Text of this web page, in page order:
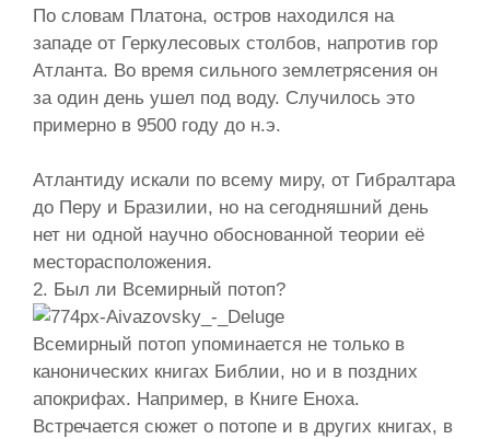
По словам Платона, остров находился на
западе от Геркулесовых столбов, напротив гор
Атланта. Во время сильного землетрясения он
за один день ушел под воду. Случилось это
примерно в 9500 году до н.э.
Атлантиду искали по всему миру, от Гибралтара
до Перу и Бразилии, но на сегодняшний день
нет ни одной научно обоснованной теории её
месторасположения.
2. Был ли Всемирный потоп?
Всемирный потоп упоминается не только в
канонических книгах Библии, но и в поздних
апокрифах. Например, в Книге Еноха.
Встречается сюжет о потопе и в других книгах, в